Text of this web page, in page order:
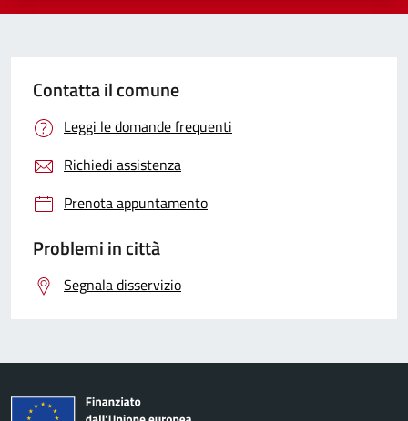
Contatta il comune
Leggi le domande frequenti
Richiedi assistenza
Prenota appuntamento
Problemi in città
Segnala disservizio